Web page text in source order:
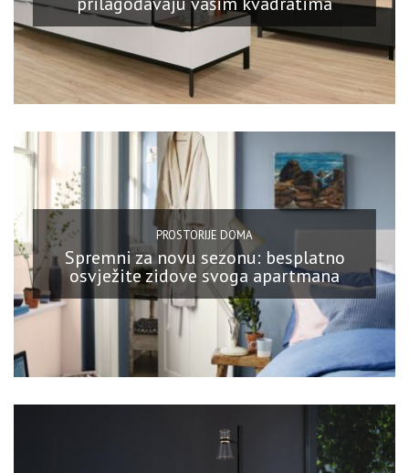
PROSTORIJE DOMA
Spremni za novu sezonu: besplatno
osvježite zidove svoga apartmana